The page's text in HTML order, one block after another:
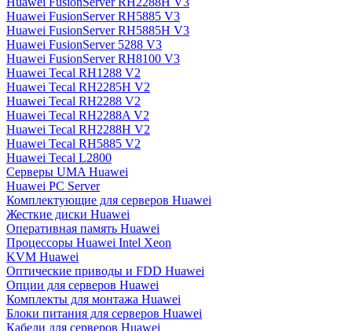
Huawei FusionServer RH5885 V3
Huawei FusionServer RH5885H V3
Huawei FusionServer 5288 V3
Huawei FusionServer RH8100 V3
Huawei Tecal RH1288 V2
Huawei Tecal RH2285H V2
Huawei Tecal RH2288 V2
Huawei Tecal RH2288A V2
Huawei Tecal RH2288H V2
Huawei Tecal RH5885 V2
Huawei Tecal L2800
Серверы UMA Huawei
Huawei PC Server
Комплектующие для серверов Huawei
Жесткие диски Huawei
Оперативная память Huawei
Процессоры Huawei Intel Xeon
KVM Huawei
Оптические приводы и FDD Huawei
Опции для серверов Huawei
Комплекты для монтажа Huawei
Блоки питания для серверов Huawei
Кабели для серверов Huawei